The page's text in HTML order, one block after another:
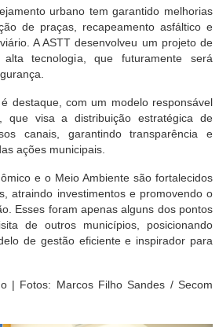
urbano tem garantido melhorias
de praças, recapeamento asfáltico e
A ASTT desenvolveu um projeto de
alta tecnologia, que futuramente será
destaque, com um modelo responsável
que visa a distribuição estratégica de
canais, garantindo transparência e
ações municipais.
e o Meio Ambiente são fortalecidos
atraindo investimentos e promovendo o
Esses foram apenas alguns dos pontos
de outros municípios, posicionando
de gestão eficiente e inspirador para
| Fotos: Marcos Filho Sandes / Secom